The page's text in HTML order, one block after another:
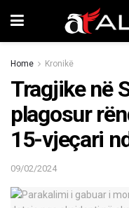
Home Kronikë
Tragjike në
plagosur
15-vjeçari
09/02/2024